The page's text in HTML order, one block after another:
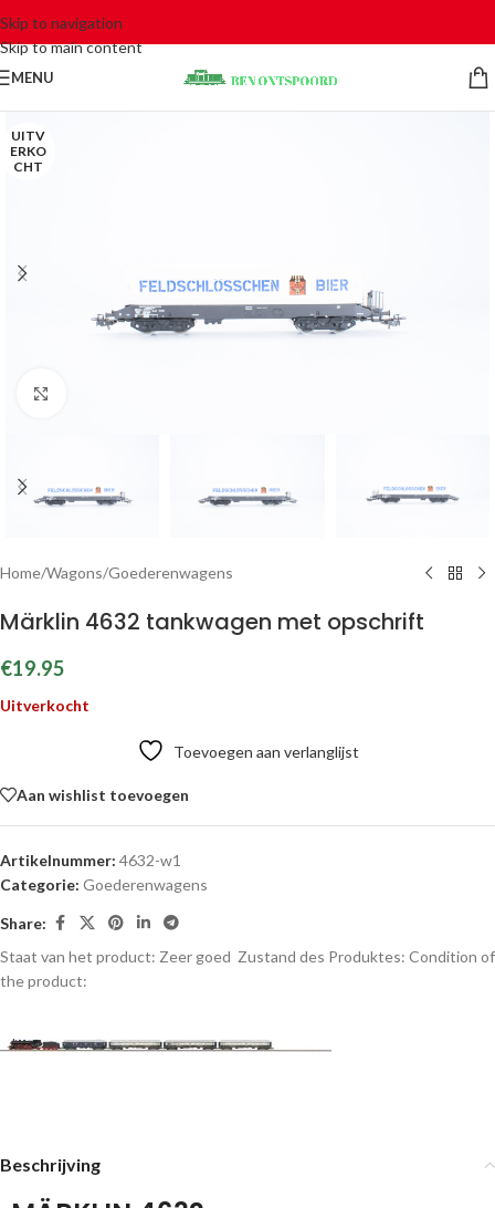
Skip to navigation
Skip to main content
MENU
UITV
ERKO
CHT
Home/Wagons/Goederenwagens
Märklin 4632 tankwagen met opschrift
€19.95
Uitverkocht
Toevoegen aan verlanglijst
Aan wishlist toevoegen
Artikelnummer: 4632-w1
Categorie: Goederenwagens
Share:
Staat van het product: Zeer goed Zustand des Produktes: Condition of
the product:
Beschrijving